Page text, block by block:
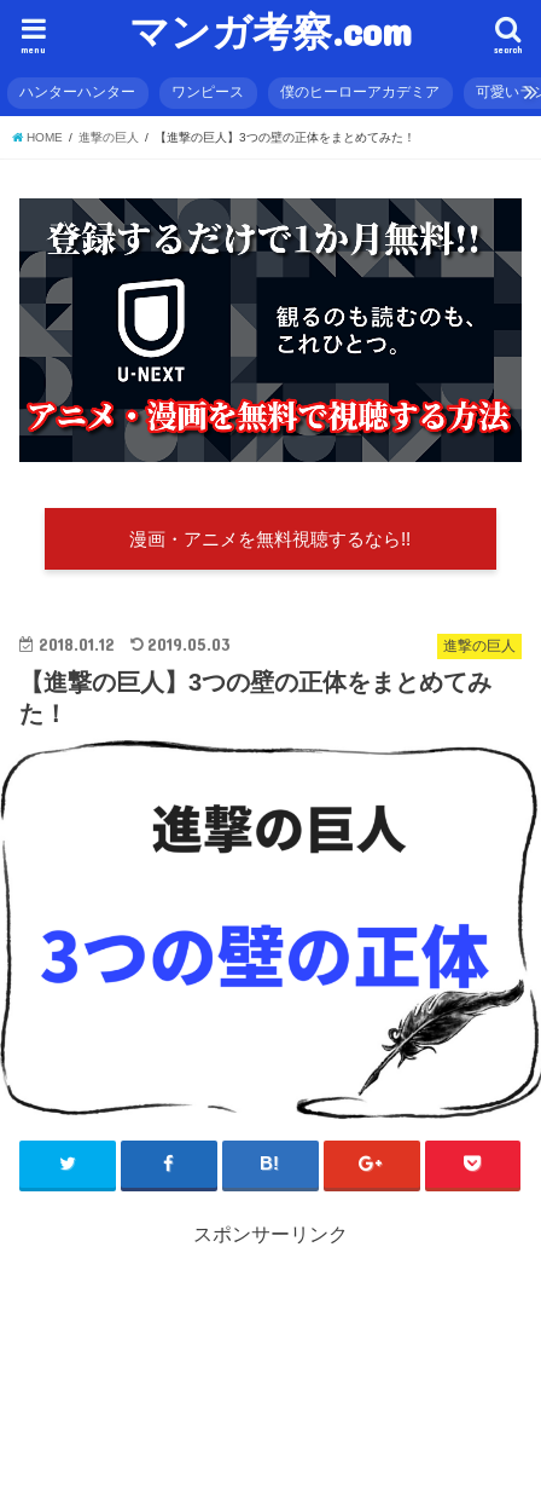
マンガ考察.com search
menu
ハンターハンター ワンピース 僕のヒーローアカデミア 可愛いラ
HOME 進撃の巨人 【進撃の巨人】3つの壁の正体をまとめてみた！
漫画・アニメを無料視聴するなら!!
進撃の巨人
2018.01.12 2019.05.03
【進撃の巨人】3つの壁の正体をまとめてみ
た！
スポンサーリンク